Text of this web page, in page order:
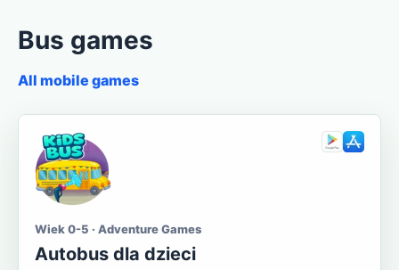
Bus games
All mobile games
Wiek 0-5 · Adventure Games
Autobus dla dzieci